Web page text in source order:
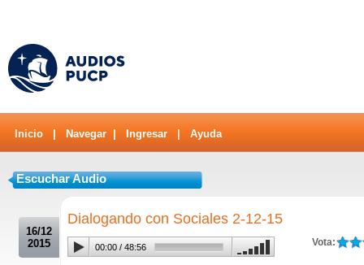
Inicio Navegar Ingresar Ayuda
Escuchar Audio
16/12
2015
Dialogando con Sociales 2-12-15
Vota:
00:00 / 48:56